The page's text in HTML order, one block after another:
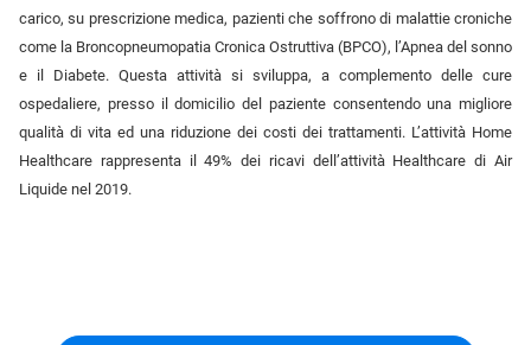
carico, su prescrizione medica, pazienti che soffrono di malattie croniche
come la Broncopneumopatia Cronica Ostruttiva (BPCO), l’Apnea del sonno
e il Diabete. Questa attività si sviluppa, a complemento delle cure
ospedaliere, presso il domicilio del paziente consentendo una migliore
qualità di vita ed una riduzione dei costi dei trattamenti. L’attività Home
Healthcare rappresenta il 49% dei ricavi dell’attività Healthcare di Air
Liquide nel 2019.